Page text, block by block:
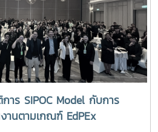
วิทยาลัย เป็นวิทยากรผู้ทรงคุณวุฒิ
นการถ่ายทอดองค์ความรู้และแลก
วมโครงการ กิจกรรมภายใน
งมือที่ใช้ในการบริหารความเสี่ยงที่
กร และเกณฑ์ EdPEx - การค้นหา
ครื่องมือในการบริหารความเสี่ยง
และตัวชี้วัดความเสี่ยง (KRI) - วิธี
ดตามผลลัพธ์ - Al for Risk
าร SIPOC Model กับการ
านตามเกณฑ์ EdPEx